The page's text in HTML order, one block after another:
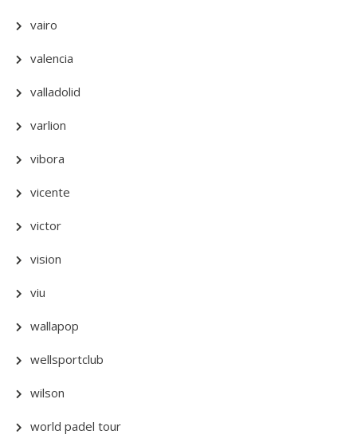
vairo
valencia
valladolid
varlion
vibora
vicente
victor
vision
viu
wallapop
wellsportclub
wilson
world padel tour